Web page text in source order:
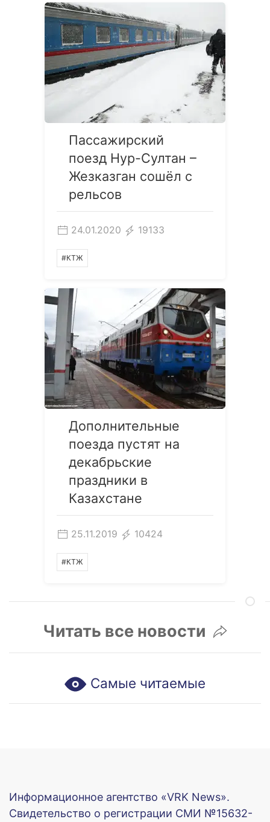
Пассажирский
поезд Нур-Султан –
Жезказган сошёл с
рельсов
24.01.2020 19133
#КТЖ
Дополнительные
поезда пустят на
декабрьские
праздники в
Казахстане
25.11.2019 10424
#КТЖ
Читать все новости
Самые читаемые
Информационное агентство «VRK News».
Свидетельство о регистрации СМИ №15632-